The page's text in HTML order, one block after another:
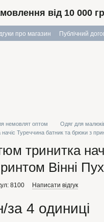
від 10 000
про магазин Публічний
немовлят оптом Одяг для
Туреччина батник та брюки з
тринитка
Вінні
8100 Написати відгук
за 4 одиниці